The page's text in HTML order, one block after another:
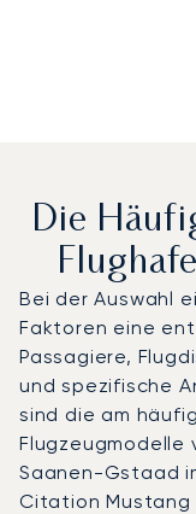
Die
Bei der Auswahl
Faktoren eine
Passagiere,
und spezifische
sind die am
Flugzeugmodelle
Saanen-Gstaad
Citation Mustang